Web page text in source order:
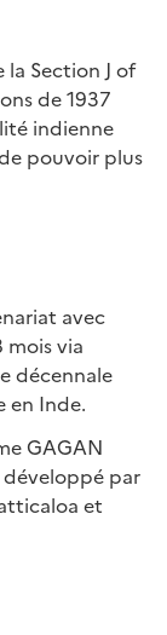
la Section J of
de 1937
indienne
pouvoir plus
avec
mois via
décennale
en Inde.
GAGAN
développé par
et